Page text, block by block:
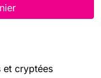
et cryptées